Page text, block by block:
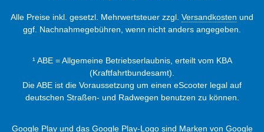
Alle Preise inkl. gesetzl. Mehrwertsteuer zzgl. Versandkosten und
ggf. Nachnahmegebühren, wenn nicht anders angegeben.
¹ ABE = Allgemeine Betriebserlaubnis, erteilt vom KBA
(Kraftfahrtbundesamt).
Die ABE ist die Voraussetzung um einen eScooter legal auf
deutschen Straßen- und Radwegen benutzen zu können.
Google Play und das Google Play-Logo sind Marken von Google